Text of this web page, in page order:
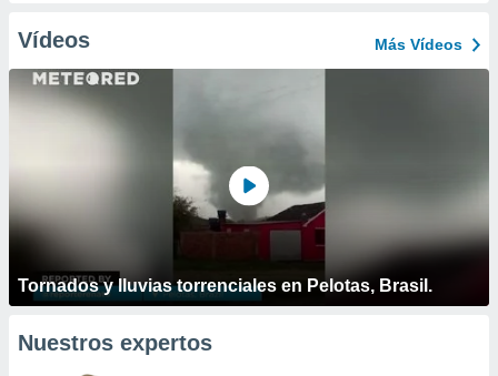
Vídeos Más Vídeos
Tornados y lluvias torrenciales en Pelotas, Brasil.
Nuestros expertos